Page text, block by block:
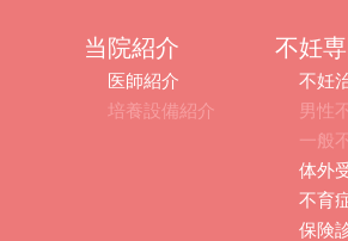
当院紹介
医師紹介
培養設備紹介
不妊
不妊
男性
一般
体外
不育
保険